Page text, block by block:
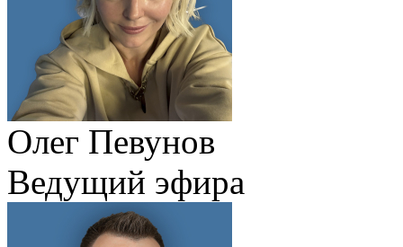
Олег Певунов
Ведущий эфира